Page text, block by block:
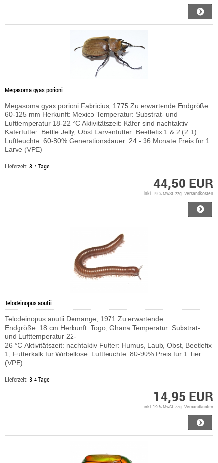
Megasoma gyas porioni
Megasoma gyas porioni Fabricius, 1775 Zu erwartende Endgröße:
60-125 mm Herkunft: Mexico Temperatur: Substrat- und
Lufttemperatur 18-22 °C Aktivitätszeit: Käfer sind nachtaktiv
Käferfutter: Bettle Jelly, Obst Larvenfutter: Beetlefix 1 & 2 (2:1)
Luftfeuchte: 60-80% Generationsdauer: 24 - 36 Monate Preis für 1
Larve (VPE)
Lieferzeit: 3-4 Tage
44,50 EUR
inkl. 19 % MwSt. zzgl.Versandkosten
Telodeinopus aoutii
Telodeinopus aoutii Demange, 1971 Zu erwartende
Endgröße: 18 cm Herkunft: Togo, Ghana Temperatur: Substrat-
und Lufttemperatur 22-
26 °C Aktivitätszeit: nachtaktiv Futter: Humus, Laub, Obst, Beetlefix
1, Futterkalk für Wirbellose Luftfeuchte: 80-90% Preis für 1 Tier
(VPE)
Lieferzeit: 3-4 Tage
14,95 EUR
inkl. 19 % MwSt. zzgl. Versandkosten